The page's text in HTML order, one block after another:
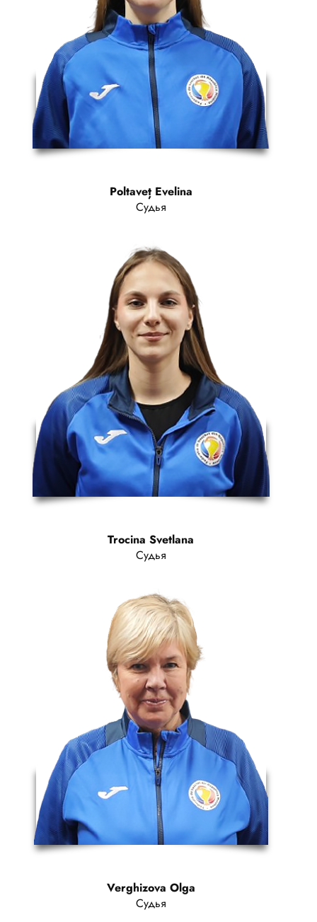
Poltaveț Evelina
Судья
Trocina Svetlana
Судья
Verghizova Olga
Судья